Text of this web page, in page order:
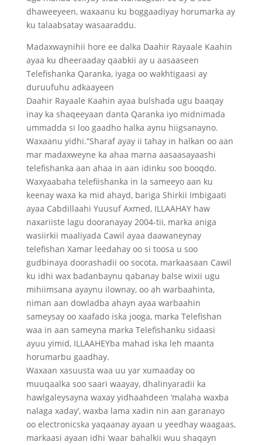
dhaweeyeen, waxaanu ku boggaadiyay horumarka ay
ku talaabsatay wasaaraddu.
Madaxwaynihii hore ee dalka Daahir Rayaale Kaahin
ayaa ku dheeraaday qaabkii ay u aasaaseen
Telefishanka Qaranka, iyaga oo wakhtigaasi ay
duruufuhu adkaayeen
Daahir Rayaale Kaahin ayaa bulshada ugu baaqay
inay ka shaqeeyaan danta Qaranka iyo midnimada
ummadda si loo gaadho halka aynu hiigsanayno.
Waxaanu yidhi.“Sharaf ayay ii tahay in halkan oo aan
mar madaxweyne ka ahaa marna aasaasayaashi
telefishanka aan ahaa in aan idinku soo booqdo.
Waxyaabaha telefiishanka in la sameeyo aan ku
keenay waxa ka mid ahayd, bariga Shirkii Imbigaati
ayaa Cabdillaahi Yuusuf Axmed, ILLAAHAY haw
naxariiste lagu dooranayay 2004-tii, marka aniga
wasiirkii maaliyada Cawil ayaa daawaneynay
telefishan Xamar leedahay oo si toosa u soo
gudbinaya doorashadii oo socota, markaasaan Cawil
ku idhi wax badanbaynu qabanay balse wixii ugu
mihiimsana ayaynu ilownay, oo ah warbaahinta,
niman aan dowladba ahayn ayaa warbaahin
sameysay oo xaafado iska jooga, marka Telefishan
waa in aan sameyna marka Telefishanku sidaasi
ayuu yimid, ILLAAHEYba mahad iska leh maanta
horumarbu gaadhay.
Waxaan xasuusta waa uu yar xumaaday oo
muuqaalka soo saari waayay, dhalinyaradii ka
hawlgaleysayna waxay yidhaahdeen ‘malaha waxba
nalaga xaday’, waxba lama xadin nin aan garanayo
oo electronicska yaqaanay ayaan u yeedhay waagaas,
markaasi ayaan idhi ‘waar bahalkii wuu shaqayn